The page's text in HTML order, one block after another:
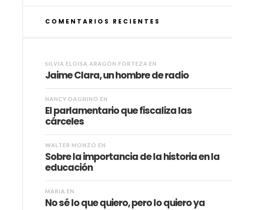
COMENTARIOS RECIENTES
SILVIA ELOISA ARAGÓN FORTEZA EN
Jaime Clara, un hombre de radio
NANCY DAGNINO EN
El parlamentario que fiscaliza las
cárceles
WALTER MONZÓ EN
Sobre la importancia de la historia en la
educación
MARIA EN
No sé lo que quiero, pero lo quiero ya